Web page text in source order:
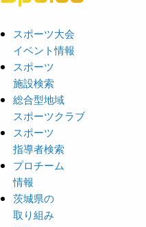
スポーツ大会
イベント情報
スポーツ
施設検索
総合型地域
スポーツクラブ
スポーツ
指導者検索
プロチーム
情報
茨城県の
取り組み